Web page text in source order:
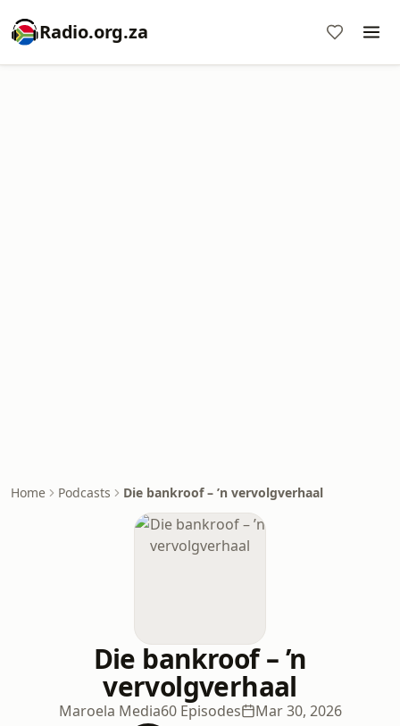
Radio.org.za
Home Podcasts Die bankroof – ’n vervolgverhaal
Die bankroof – ’n
vervolgverhaal
Maroela Media60 Episodes Mar 30, 2026